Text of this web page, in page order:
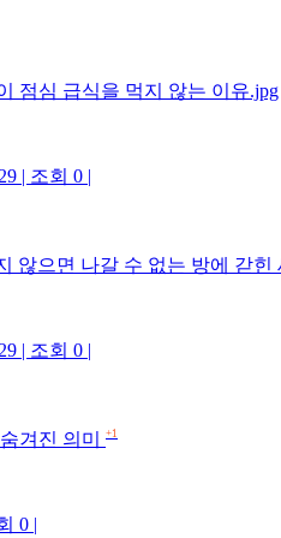
점심 급식을 먹지 않는 이유.jpg
| 조회 0 |
않으면 나갈 수 없는 방에 갇힌
| 조회 0 |
겨진 의미 +1
0 |